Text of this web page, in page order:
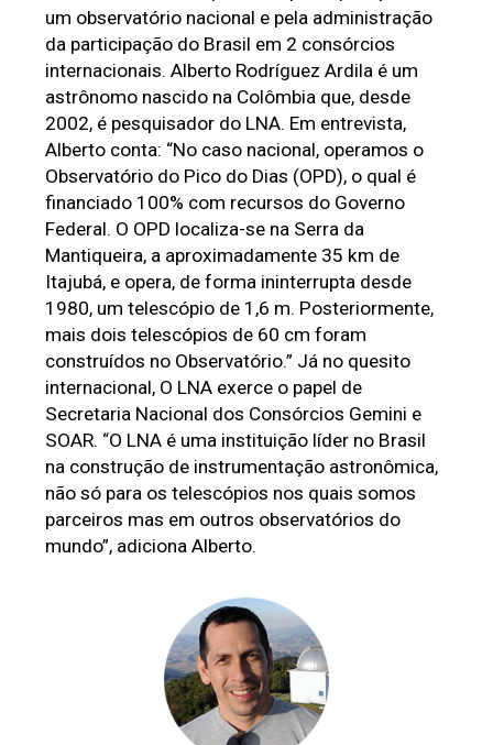
um observatório nacional e pela administração
da participação do Brasil em 2 consórcios
internacionais. Alberto Rodríguez Ardila é um
astrônomo nascido na Colômbia que, desde
2002, é pesquisador do LNA. Em entrevista,
Alberto conta: “No caso nacional, operamos o
Observatório do Pico do Dias (OPD), o qual é
financiado 100% com recursos do Governo
Federal. O OPD localiza-se na Serra da
Mantiqueira, a aproximadamente 35 km de
Itajubá, e opera, de forma ininterrupta desde
1980, um telescópio de 1,6 m. Posteriormente,
mais dois telescópios de 60 cm foram
construídos no Observatório.” Já no quesito
internacional, O LNA exerce o papel de
Secretaria Nacional dos Consórcios Gemini e
SOAR. “O LNA é uma instituição líder no Brasil
na construção de instrumentação astronômica,
não só para os telescópios nos quais somos
parceiros mas em outros observatórios do
mundo”, adiciona Alberto.